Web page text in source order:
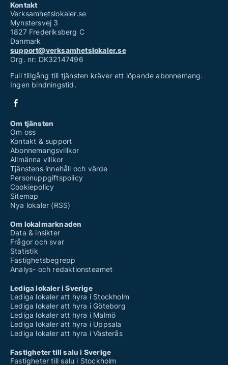
Kontakt
Verksamhetslokaler.se
Mynstersvej 3
1827 Frederiksberg C
Danmark
support@verksamhetslokaler.se
Org. nr: DK32147496
Full tillgång till tjänsten kräver ett löpande abonnemang.
Ingen bindningstid.
Om tjänsten
Om oss
Kontakt & support
Abonnemangsvillkor
Allmänna villkor
Tjänstens innehåll och värde
Personuppgiftspolicy
Cookiepolicy
Sitemap
Nya lokaler (RSS)
Om lokalmarknaden
Data & insikter
Frågor och svar
Statistik
Fastighetsbegrepp
Analys- och redaktionsteamet
Lediga lokaler i Sverige
Lediga lokaler att hyra i Stockholm
Lediga lokaler att hyra i Göteborg
Lediga lokaler att hyra i Malmö
Lediga lokaler att hyra i Uppsala
Lediga lokaler att hyra i Västerås
Fastigheter till salu i Sverige
Fastigheter till salu i Stockholm